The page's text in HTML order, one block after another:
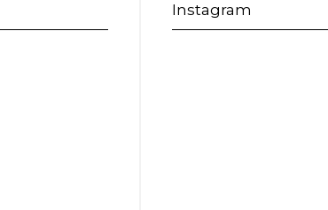
Instagram